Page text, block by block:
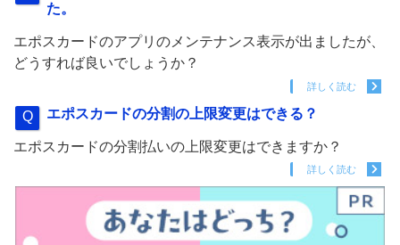
た。
エポスカードのアプリのメンテナンス表示が出ましたが、
どうすれば良いでしょうか？
詳しく読む
エポスカードの分割の上限変更はできる？
エポスカードの分割払いの上限変更はできますか？
詳しく読む